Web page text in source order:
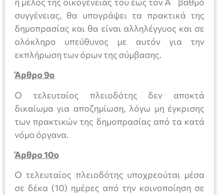
συγγένειας, θα υπογράψει τα πρακτικά της
δημοπρασίας και θα είναι αλληλέγγυος και σε
ολόκληρο υπεύθυνος με αυτόν για την
εκπλήρωση των όρων της σύμβασης.
Άρθρο 9ο
Ο τελευταίος πλειοδότης δεν αποκτά
δικαίωμα για αποζημίωση, λόγω μη έγκρισης
των πρακτικών της δημοπρασίας από τα κατά
νόμο όργανα.
Άρθρο 10ο
Ο τελευταίος πλειοδότης υποχρεούται μέσα
σε δέκα (10) ημέρες από την κοινοποίηση σε